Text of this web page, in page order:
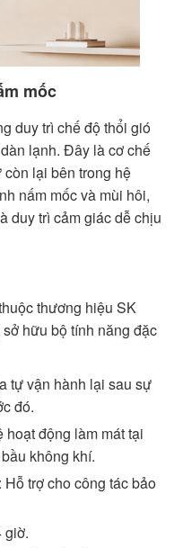
mốc
duy trì chế độ thổi gió
lạnh. Đây là cơ chế
lại bên trong hệ
nấm mốc và mùi hôi,
duy trì cảm giác dễ chịu
thương hiệu SK
hữu bộ tính năng đặc
tự vận hành lại sau sự
đó.
hoạt động làm mát tại
không khí.
trợ cho công tác bảo
giờ.